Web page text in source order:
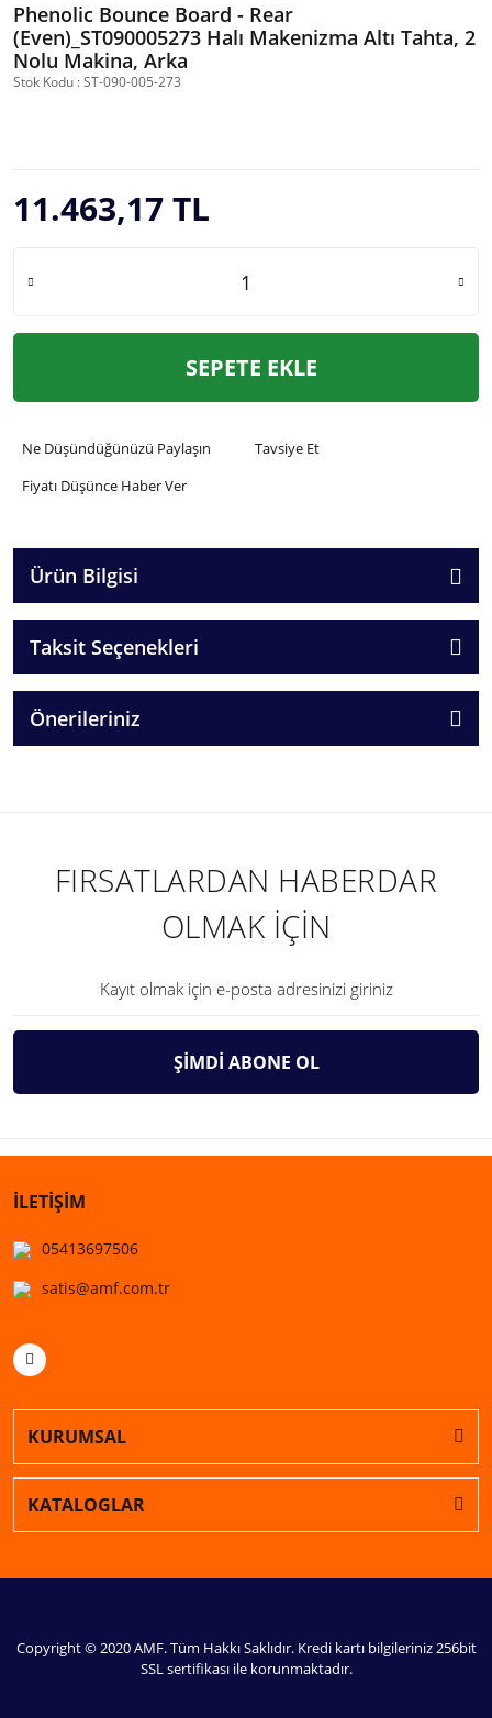
Phenolic Bounce Board - Rear
(Even)_ST090005273 Halı Makenizma Altı Tahta, 2
Nolu Makina, Arka
Stok Kodu : ST-090-005-273
11.463,17 TL
SEPETE EKLE
Ne Düşündüğünüzü Paylaşın
Tavsiye Et
Fiyatı Düşünce Haber Ver
Ürün Bilgisi
Taksit Seçenekleri
Önerileriniz
FIRSATLARDAN HABERDAR
OLMAK İÇİN
ŞİMDİ ABONE OL
İLETİŞİM
05413697506
satis@amf.com.tr
KURUMSAL
KATALOGLAR
Copyright © 2020 AMF. Tüm Hakkı Saklıdır. Kredi kartı bilgileriniz 256bit
SSL sertifikası ile korunmaktadır.